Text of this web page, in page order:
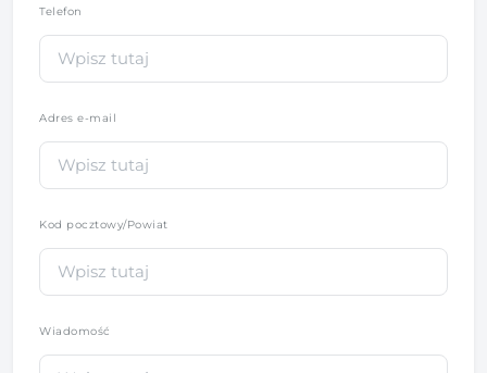
Telefon
Adres e-mail
Kod pocztowy/Powiat
Wiadomość